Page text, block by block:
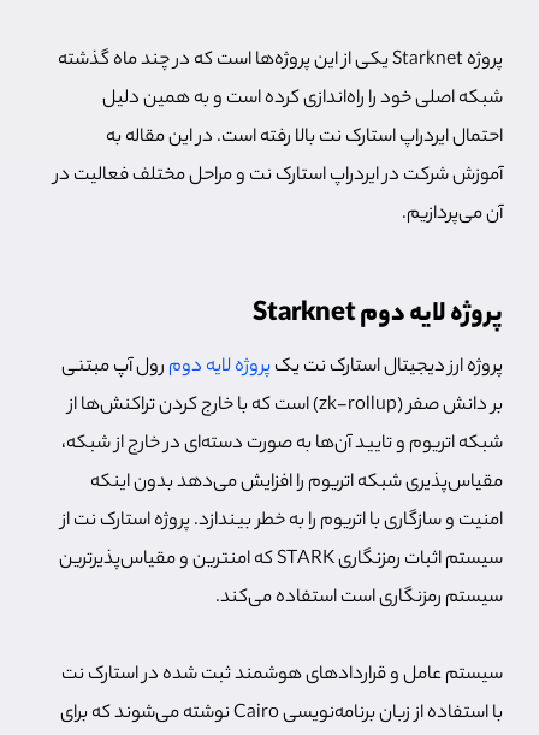
پروژه Starknet یکی از این پروژه‌ها است که در چند ماه گذشته
شبکه اصلی خود را راه‌اندازی کرده است و به همین دلیل
احتمال ایردراپ استارک نت بالا رفته است. در این مقاله به
آموزش شرکت در ایردراپ استارک نت و مراحل مختلف فعالیت در
آن می‌پردازیم.
پروژه لایه دوم Starknet
پروژه ارز دیجیتال استارک نت یک پروژه لایه دوم رول آپ مبتنی
بر دانش صفر (zk-rollup) است که با خارج کردن تراکنش‌ها از
شبکه اتریوم و تایید آن‌ها به صورت دسته‌ای در خارج از شبکه،
مقیاس‌پذیری شبکه اتریوم را افزایش می‌دهد بدون اینکه
امنیت و سازگاری با اتریوم را به خطر بیندازد. پروژه استارک نت از
سیستم اثبات رمزنگاری STARK که امنترین و مقیاس‌پذیرترین
سیستم رمزنگاری است استفاده می‌کند.
سیستم عامل و قراردادهای هوشمند ثبت شده در استارک نت
با استفاده از زبان برنامه‌نویسی Cairo نوشته می‌شوند که برای